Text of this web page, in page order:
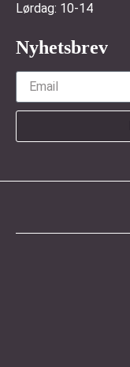
Lørdag: 10-14
Nyhetsbrev